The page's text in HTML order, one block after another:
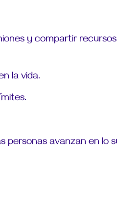
y compartir
la vida.
personas avanzan en lo